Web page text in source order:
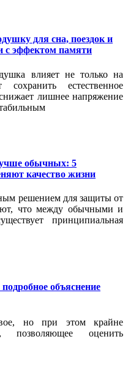
для сна, поездок и
с эффектом памяти
влияет не только на
естественное
лишнее напряжение
обычных: 5
качество жизни
решением для защиты от
что между обычными и
принципиальная
объяснение
но при этом крайне
позволяющее оценить